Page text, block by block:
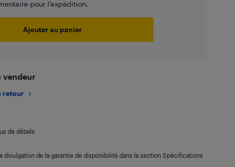
pour l’expédition.
Ajouter au panier
vendeur
retour
de détails.
divulgation de la garantie de disponibilité dans la section Spécifications